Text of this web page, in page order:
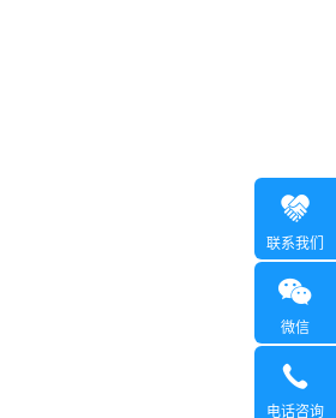
联系我们
微信
电话咨询